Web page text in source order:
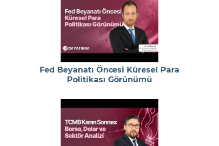
Fed Beyanatı Öncesi Küresel Para
Politikası Görünümü